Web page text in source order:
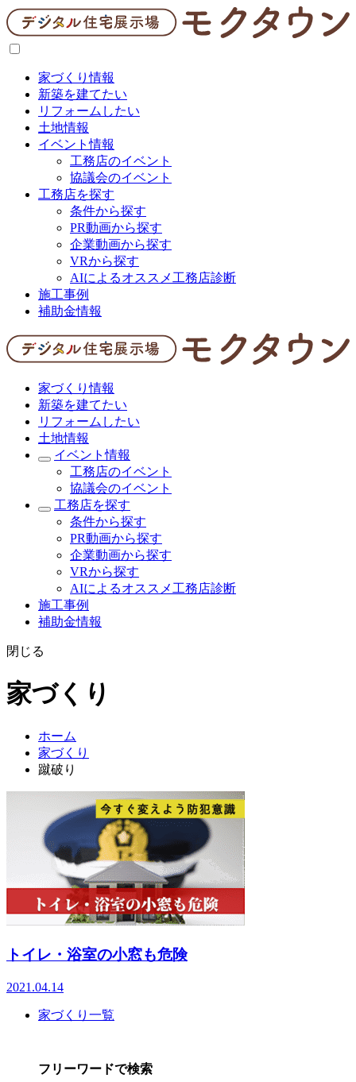
家づくり情報
新築を建てたい
リフォームしたい
土地情報
イベント情報
工務店のイベント
協議会のイベント
工務店を探す
条件から探す
PR動画から探す
企業動画から探す
VRから探す
AIによるオススメ工務店診断
施工事例
補助金情報
家づくり情報
新築を建てたい
リフォームしたい
土地情報
イベント情報
工務店のイベント
協議会のイベント
工務店を探す
条件から探す
PR動画から探す
企業動画から探す
VRから探す
AIによるオススメ工務店診断
施工事例
補助金情報
閉じる
家づくり
ホーム
家づくり
蹴破り
トイレ・浴室の小窓も危険
2021.04.14
家づくり一覧
フリーワードで検索